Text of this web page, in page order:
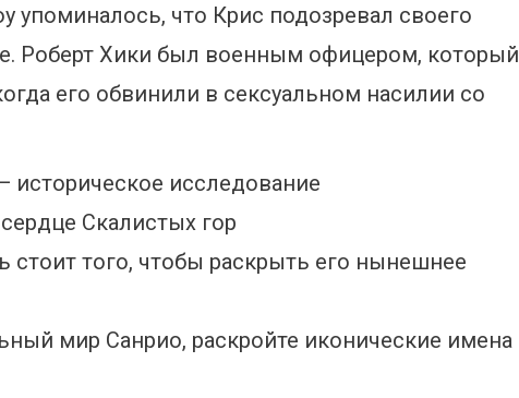
упоминалось, что Крис подозревал своего
Роберт Хики был военным офицером, который
его обвинили в сексуальном насилии со
историческое исследование
Скалистых гор
стоит того, чтобы раскрыть его нынешнее
мир Санрио, раскройте иконические имена